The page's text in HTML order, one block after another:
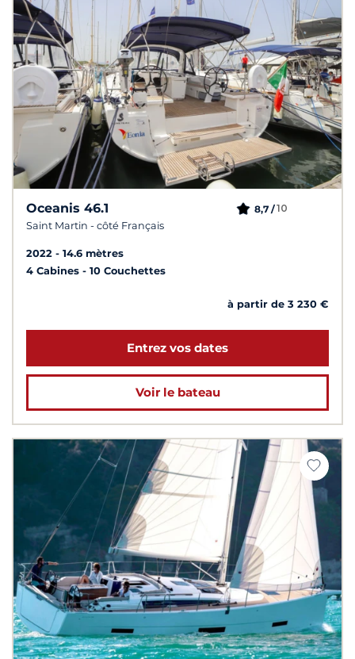
Oceanis 46.1
Saint Martin - côté Français
8,7 /10
2022
14.6 mètres
4 Cabines
10 Couchettes
à partir de 3 230 €
Entrez vos dates
Voir le bateau